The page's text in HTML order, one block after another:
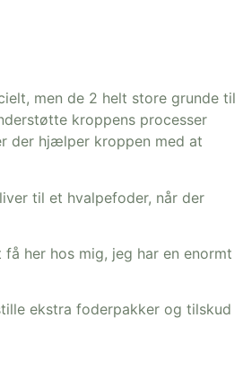
men de 2 helt store grunde til
kroppens processer
der hjælper kroppen med at
til et hvalpefoder, når der
her hos mig, jeg har en enormt
ekstra foderpakker og tilskud